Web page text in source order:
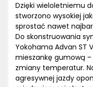
Dzięki wieloletniemu
stworzono wysokiej
sprostać nawet
Do skonstruowania
Yokohama Advan ST
mieszankę gumową
zmiany temperatur.
agresywnej jazdy